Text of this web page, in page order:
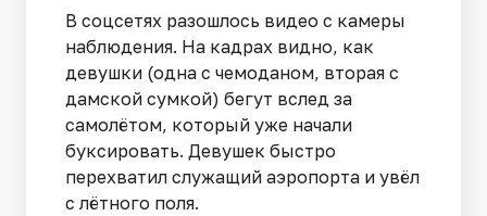
В соцсетях разошлось видео с камеры
наблюдения. На кадрах видно, как
девушки (одна с чемоданом, вторая с
дамской сумкой) бегут вслед за
самолётом, который уже начали
буксировать. Девушек быстро
перехватил служащий аэропорта и увёл
с лётного поля.